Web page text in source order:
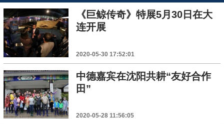
《巨鲸传奇》特展5月30日在大
连开展
2020-05-30 17:52:01
中德嘉宾在沈阳共耕“友好合作
田”
2020-05-28 11:56:05